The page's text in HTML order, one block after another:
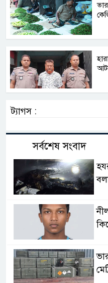
ট্যাগস :
সর্বশেষ সংবাদ